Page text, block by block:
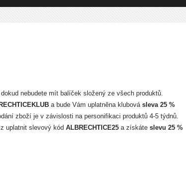
nebudete mít balíček složený ze všech produktů.
a bude Vám uplatněna klubová sleva 25 %
zboží je v závislosti na personifikaci produktů 4-5 týdnů.
uplatnit slevový kód ALBRECHTICE25 a získáte slevu 25 %